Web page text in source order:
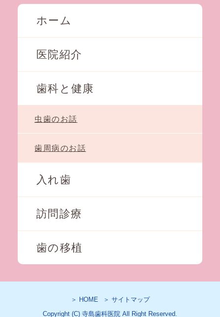
ホーム
医院紹介
歯科と健康
虫歯のお話
歯周病のお話
入れ歯
訪問診療
歯の移植
＞ HOME
＞ サイトマップ
Copyright (C) 寺島歯科医院 All Right Reserved.